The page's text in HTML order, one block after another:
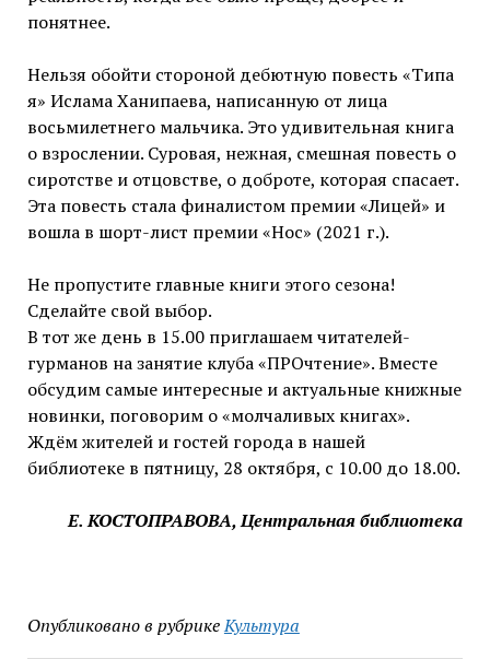
понятнее.
Нельзя обойти стороной дебютную повесть «Типа
я» Ислама Ханипаева, написанную от лица
восьмилетнего мальчика. Это удивительная книга
о взрослении. Суровая, нежная, смешная повесть о
сиротстве и отцовстве, о доброте, которая спасает.
Эта повесть стала финалистом премии «Лицей» и
вошла в шорт-лист премии «Нос» (2021 г.).
Не пропустите главные книги этого сезона!
Сделайте свой выбор.
В тот же день в 15.00 приглашаем читателей-
гурманов на занятие клуба «ПРОчтение». Вместе
обсудим самые интересные и актуальные книжные
новинки, поговорим о «молчаливых книгах».
Ждём жителей и гостей города в нашей
библиотеке в пятницу, 28 октября, с 10.00 до 18.00.
Е. КОСТОПРАВОВА, Центральная библиотека
Опубликовано в рубрикеКультура